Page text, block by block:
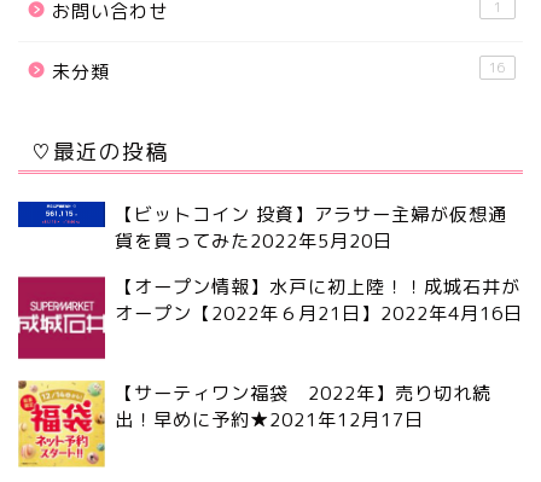
お問い合わせ 1
未分類 16
♡最近の投稿
【ビットコイン 投資】アラサー主婦が仮想通
貨を買ってみた2022年5月20日
【オープン情報】水戸に初上陸！！成城石井が
オープン【2022年６月21日】 2022年4月16日
【サーティワン福袋 2022年】売り切れ続
出！早めに予約★2021年12月17日